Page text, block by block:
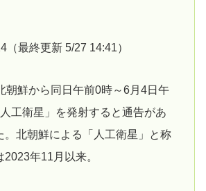
（最終更新 5/27 14:41）
朝鮮から同日午前0時～6月4日午
工衛星」を発射すると通告があ
。北朝鮮による「人工衛星」と称
年11月以来。